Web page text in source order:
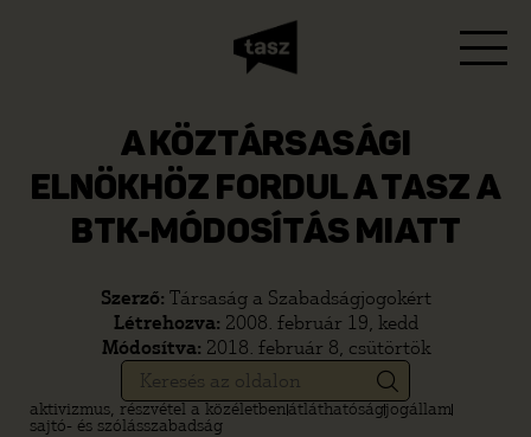
A KÖZTÁRSASÁGI
ELNÖKHÖZ FORDUL A TASZ A
BTK-MÓDOSÍTÁS MIATT
Szerző: Társaság a Szabadságjogokért
Létrehozva: 2008. február 19, kedd
Módosítva: 2018. február 8, csütörtök
aktivizmus, részvétel a közéletbenátláthatóságjogállam
sajtó- és szólásszabadság